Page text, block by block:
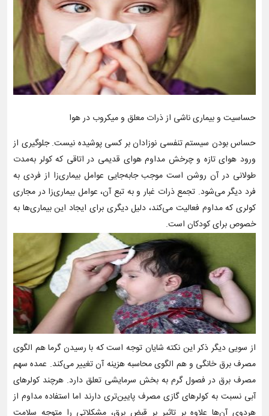
حساسیت و بیماری ناشی از ذرات معلق و میکروب در هوا
حساس بودن سیستم تنفسی نوزادان بر کسی پوشیده نیست. جلوگیری از
ورود هوای تازه و چرخش مداوم هوای قدیمی در اتاقی که کولر به‌مدت
طولانی در آن روشن است موجب جابه‌جایی عوامل بیماری‌زا از فردی به
فرد دیگر می‌شود. تجمع ذرات غبار و به تبع آن، عوامل بیماری‌زا در مجاری
کولری که مداوم فعالیت می‌کند، دلیل دیگری برای ایجاد این بیماری‌ها به
خصوص برای کودکان است.
از سویی دیگر ذکر این نکته شایان توجه است که با رسیدن گرما هم الگوی
مصرف برق خانگی و هم الگوی محاسبه هزینه آن تغییر می‌کند. عمده سهم
مصرف برق در فصول گرم به بخش سرمایشی تعلق دارد. هرچند کولرهای
آبی نسبت به کولرهای گازی مصرف پایین‌تری دارند اما استفاده مداوم از
هردوی آن‌ها علاوه بر تاثیر بر قبض برق، مشکلاتی را متوجه سلامت